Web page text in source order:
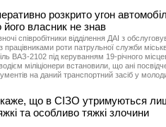
розкрито угон
його власник не знав
співробітники відділення ДАІ з
роти патрульної служби
ВАЗ-2102 під керуванням 19-річного
міліціонери встановили, що ані
на даний транспортний засіб у
що в СІЗО утримуються
та особливо тяжкі злочини